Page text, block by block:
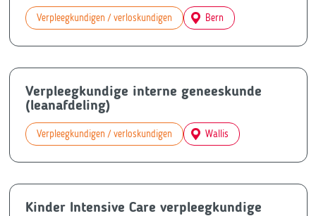
Verpleegkundigen / verloskundigen Bern
Verpleegkundige interne geneeskunde
(leanafdeling)
Verpleegkundigen / verloskundigen Wallis
Kinder Intensive Care verpleegkundige